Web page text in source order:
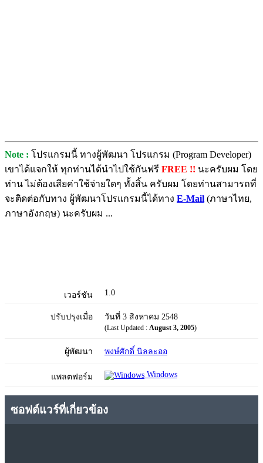
Note : โปรแกรมนี้ ทางผู้พัฒนา โปรแกรม (Program Developer)
เขาได้แจกให้ ทุกท่านได้นำไปใช้กันฟรี FREE !! นะครับผม โดย
ท่าน ไม่ต้องเสียค่าใช้จ่ายใดๆ ทั้งสิ้น ครับผม โดยท่านสามารถที่
จะติดต่อกับทาง ผู้พัฒนาโปรแกรมนี้ได้ทาง E-Mail (ภาษาไทย,
ภาษาอังกฤษ) นะครับผม ...
เวอร์ชัน 1.0
ปรับปรุงเมื่อ วันที่ 3 สิงหาคม 2548
(Last Updated : August 3, 2005)
ผู้พัฒนา พงษ์ศักดิ์ นิลละออ
แพลตฟอร์ม Windows
ซอฟต์แวร์ที่เกี่ยวข้อง